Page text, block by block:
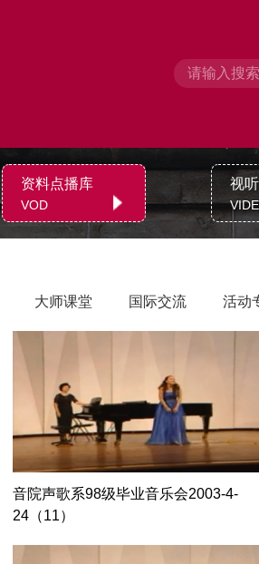
资料点播库
VOD
视
大师课堂 国际交流 活动
音院声歌系98级毕业音乐会2003-4-
24（11）